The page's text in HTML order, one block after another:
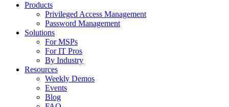
Products
Privileged Access Management
Password Management
Solutions
For MSPs
For IT Pros
By Industry
Resources
Weekly Demos
Events
Blog